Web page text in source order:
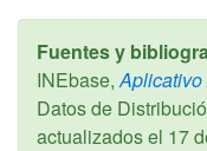
Fuentes y
INEbase,
Datos de
actualizados el 17